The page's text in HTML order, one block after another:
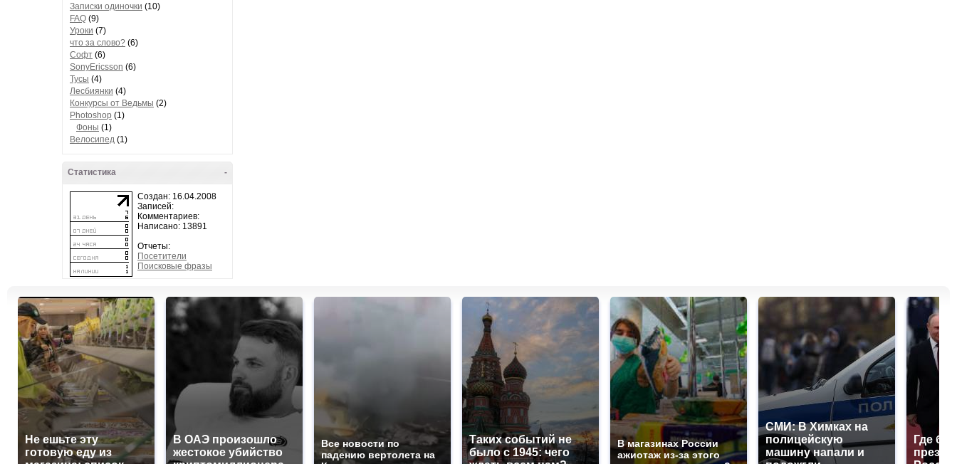
Записки одиночки (10)
FAQ (9)
Уроки (7)
что за слово? (6)
Софт (6)
SonyEricsson (6)
Тусы (4)
Лесбиянки (4)
Конкурсы от Ведьмы (2)
Photoshop (1)
Фоны (1)
Велосипед (1)
-
Статистика
Создан: 16.04.2008
Записей:
Комментариев:
Написано: 13891
Отчеты:
Посетители
Поисковые фразы
Не ешьте эту
готовую еду из
В ОАЭ произошло
жестокое убийство
Все новости по
падению вертолета на
Таких событий не
было с 1945: чего
В магазинах России
ажиотаж из-за этого
СМИ: В Химках на
полицейскую
машину напали и
Где